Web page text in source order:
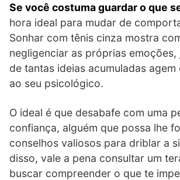
Se você costuma guardar o que
hora ideal para mudar de
Sonhar com tênis cinza mostra
negligenciar as próprias emoções,
de tantas ideias acumuladas
ao seu psicológico.
O ideal é que desabafe com uma
confiança, alguém que possa lhe
conselhos valiosos para driblar a
disso, vale a pena consultar um
buscar compreender o que te